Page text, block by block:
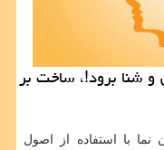
و شنا برود!، ساخت بر
نما با استفاده از اصول